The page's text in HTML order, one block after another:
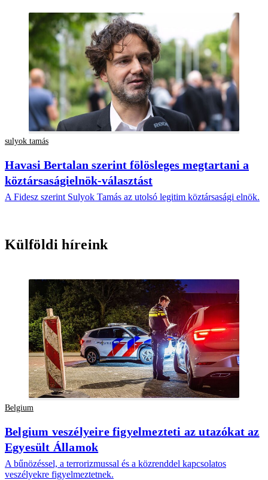
sulyok tamás
Havasi Bertalan szerint fölösleges megtartani a
köztársaságielnök-választást
A Fidesz szerint Sulyok Tamás az utolsó legitim köztársasági elnök.
Külföldi híreink
Belgium
Belgium veszélyeire figyelmezteti az utazókat az
Egyesült Államok
A bűnözéssel, a terrorizmussal és a közrenddel kapcsolatos
veszélyekre figyelmeztetnek.